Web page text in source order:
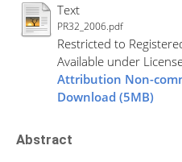
Text
PR32_2006.pdf
Restricted to
Available under
Attribution Non-
Download (5MB)
Abstract